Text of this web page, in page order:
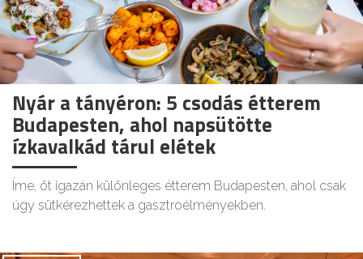
Nyár a tányéron: 5 csodás étterem
Budapesten, ahol napsütötte
ízkavalkád tárul elétek
Íme, öt igazán különleges étterem Budapesten, ahol csak
úgy sütkérezhettek a gasztroélményekben.